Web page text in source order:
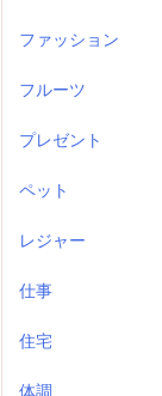
ファッション
フルーツ
プレゼント
ペット
レジャー
仕事
住宅
体調